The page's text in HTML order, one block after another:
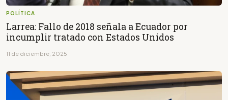
POLÍTICA
Larrea: Fallo de 2018 señala a Ecuador por
incumplir tratado con Estados Unidos
11 de diciembre, 2025